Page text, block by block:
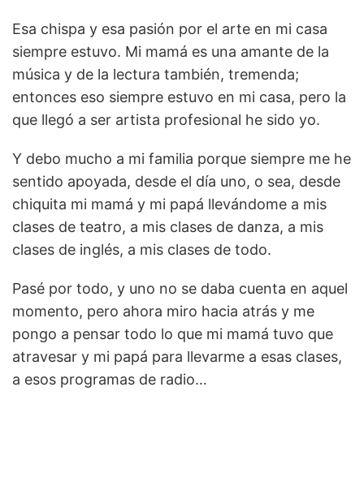
Esa chispa y esa pasión por el arte en mi casa
siempre estuvo. Mi mamá es una amante de la
música y de la lectura también, tremenda;
entonces eso siempre estuvo en mi casa, pero la
que llegó a ser artista profesional he sido yo.
Y debo mucho a mi familia porque siempre me he
sentido apoyada, desde el día uno, o sea, desde
chiquita mi mamá y mi papá llevándome a mis
clases de teatro, a mis clases de danza, a mis
clases de inglés, a mis clases de todo.
Pasé por todo, y uno no se daba cuenta en aquel
momento, pero ahora miro hacia atrás y me
pongo a pensar todo lo que mi mamá tuvo que
atravesar y mi papá para llevarme a esas clases,
a esos programas de radio…